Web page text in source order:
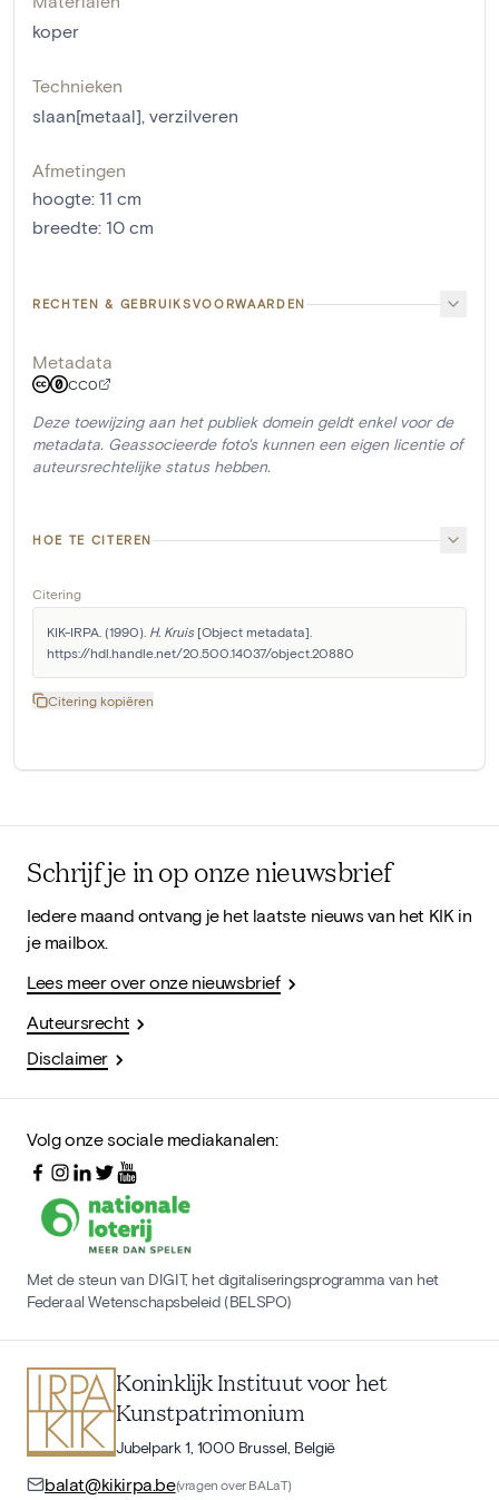
koper
Technieken
slaan[metaal], verzilveren
Afmetingen
hoogte: 11 cm
breedte: 10 cm
RECHTEN & GEBRUIKSVOORWAARDEN
Metadata
CC0
Deze toewijzing aan het publiek domein geldt enkel voor de
metadata. Geassocieerde foto's kunnen een eigen licentie of
auteursrechtelijke status hebben.
HOE TE CITEREN
Citering
KIK-IRPA. (1990). H. Kruis [Object metadata].
https://hdl.handle.net/20.500.14037/object.20880
Citering kopiëren
Schrijf je in op onze nieuwsbrief
Iedere maand ontvang je het laatste nieuws van het KIK in
je mailbox.
Lees meer over onze nieuwsbrief
Auteursrecht
Disclaimer
Volg onze sociale mediakanalen:
Met de steun van DIGIT, het digitaliseringsprogramma van het
Federaal Wetenschapsbeleid (BELSPO)
Koninklijk Instituut voor het
Kunstpatrimonium
Jubelpark 1, 1000 Brussel, België
balat@kikirpa.be(vragen over BALaT)